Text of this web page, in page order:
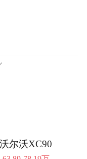
沃尔沃XC90